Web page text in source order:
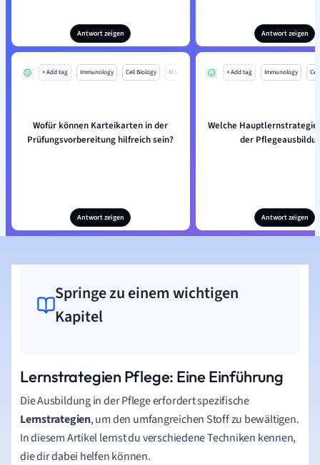
Antwort zeigen Antwort zeigen
+ Add tag Immunology Cell Biology Mo
Wofür können Karteikarten in der
Prüfungsvorbereitung hilfreich sein?
Antwort zeigen
+ Add tag Immunology
Welche
der
Antwort zeigen
Springe zu einem wichtigen
Kapitel
Lernstrategien Pflege: Eine Einführung
Die Ausbildung in der Pflege erfordert spezifische
Lernstrategien, um den umfangreichen Stoff zu bewältigen.
In diesem Artikel lernst du verschiedene Techniken kennen,
die dir dabei helfen können.